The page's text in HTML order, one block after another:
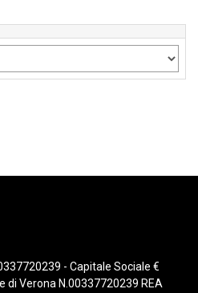
- Capitale Sociale €
di Verona N.00337720239 REA